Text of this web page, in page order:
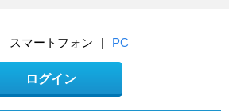
スマートフォン | PC
ログイン